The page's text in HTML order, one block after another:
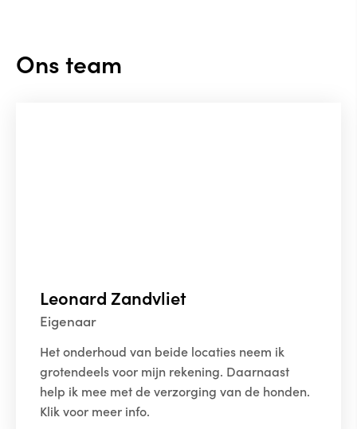
Ons team
Leonard Zandvliet
Eigenaar
Het onderhoud van beide locaties neem ik
grotendeels voor mijn rekening. Daarnaast
help ik mee met de verzorging van de honden.
Klik voor meer info.